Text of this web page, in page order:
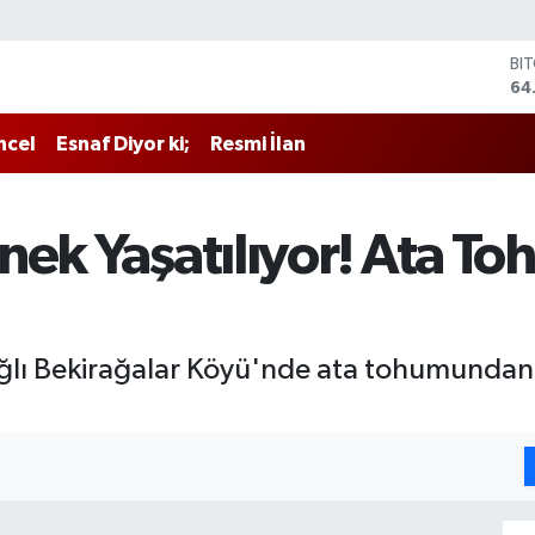
Esnaf Diyor ki; Resmi İlan
Yaşatılıyor! Ata
Bekirağalar Köyü'nde ata